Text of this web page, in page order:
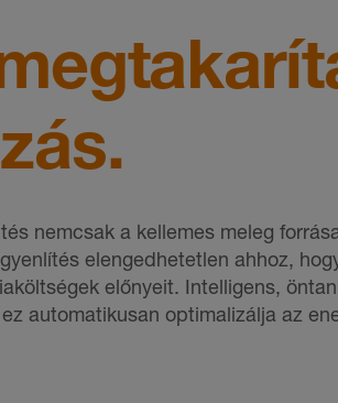
nemcsak a kellemes meleg
elengedhetetlen ahhoz,
előnyeit. Intelligens,
automatikusan optimalizálja az